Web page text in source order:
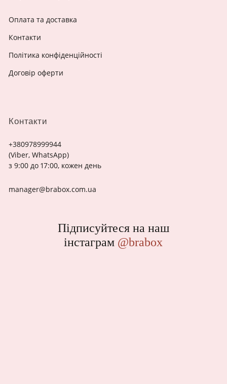
Контакти
+380978999944
(Viber, WhatsApp)
з 9:00 до 17:00, кожен день
manager@brabox.com.ua
Оплата та доставка
Контакти
Політика конфіденційності
Договір оферти
Підписуйтеся на наш
інстаграм @brabox